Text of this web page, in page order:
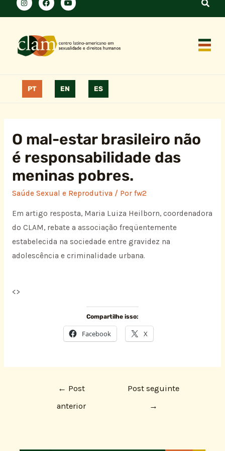
PT EN ES
O mal-estar brasileiro não
é responsabilidade das
meninas pobres.
Saúde Sexual e Reprodutiva/ Por fw2
Em artigo resposta, Maria Luiza Heilborn, coordenadora
do CLAM, rebate a associação freqüentemente
estabelecida na sociedade entre gravidez na
adolescência e criminalidade urbana.
<>
Compartilhe isso:
Facebook X
← Post
anterior
Post seguinte
→